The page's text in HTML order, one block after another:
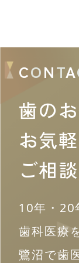
CONTA
歯の
お気
ご相
10年・20
歯科医療
鷺沼で歯